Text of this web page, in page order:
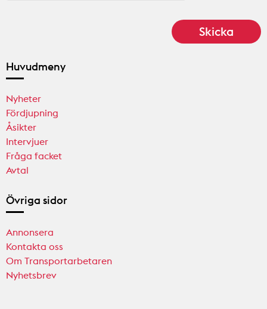
Huvudmeny
Nyheter
Fördjupning
Åsikter
Intervjuer
Fråga facket
Avtal
Övriga sidor
Annonsera
Kontakta oss
Om Transportarbetaren
Nyhetsbrev